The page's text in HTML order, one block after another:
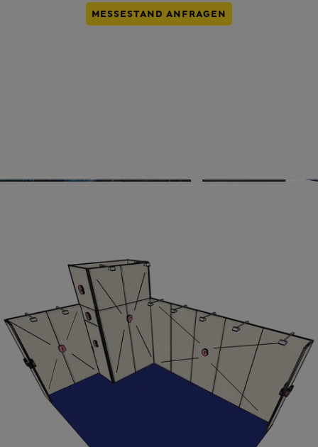
MESSESTAND ANFRAGEN